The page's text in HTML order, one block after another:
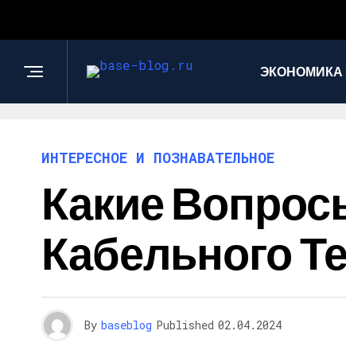
ЭКОНОМИКА
ИНТЕРЕСНОЕ И ПОЗНАВАТЕЛЬНОЕ
Какие
Кабельного
By baseblog Published 02.04.2024